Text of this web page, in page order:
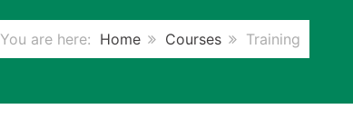
You are here: Home Courses Training